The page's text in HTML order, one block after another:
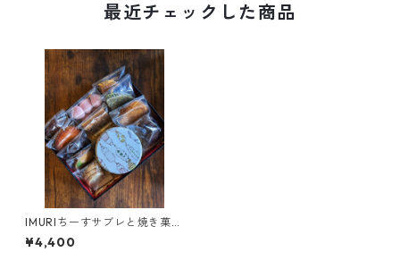
最近チェックした商品
IMURIちーすサブレと焼き菓子
詰め合わせ
¥4,400